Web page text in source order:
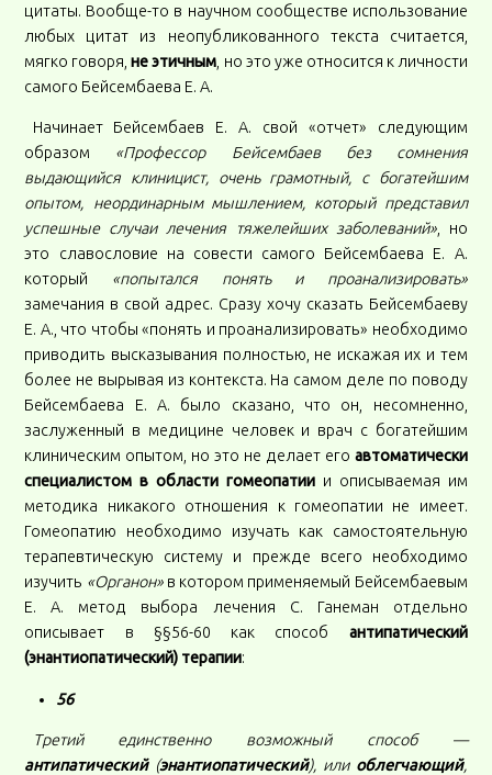
цитаты. Вообще-то в научном сообществе использование
любых цитат из неопубликованного текста считается,
мягко говоря,не этичным , но это уже относится к личности
самого Бейсембаева Е. А.
Начинает Бейсембаев Е. А. свой «отчет» следующим
образом «Профессор Бейсембаев без сомнения
выдающийся клиницист, очень грамотный, с богатейшим
опытом, неординарным мышлением, который представил
успешные случаи лечения тяжелейших заболеваний», но
это славословие на совести самого Бейсембаева Е. А.
который «попытался понять и проанализировать»
замечания в свой адрес. Сразу хочу сказать Бейсембаеву
Е. А., что чтобы «понять и проанализировать» необходимо
приводить высказывания полностью, не искажая их и тем
более не вырывая из контекста. На самом деле по поводу
Бейсембаева Е. А. было сказано, что он, несомненно,
заслуженный в медицине человек и врач с богатейшим
клиническим опытом, но это не делает его автоматически
специалистом в области гомеопатии и описываемая им
методика никакого отношения к гомеопатии не имеет.
Гомеопатию необходимо изучать как самостоятельную
терапевтическую систему и прежде всего необходимо
изучить «Органон»в котором применяемый Бейсембаевым
Е. А. метод выбора лечения С. Ганеман отдельно
описывает в §§56-60 как способ антипатический
(энантиопатический) терапии:
56
Третий единственно возможный способ —
антипатический(энантиопатический), или облегчающий,